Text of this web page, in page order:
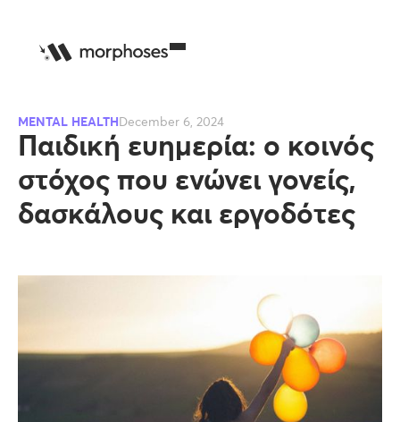
MENTAL HEALTH December 6, 2024
Παιδική ευημερία: ο κοινός
στόχος που ενώνει γονείς,
δασκάλους και εργοδότες